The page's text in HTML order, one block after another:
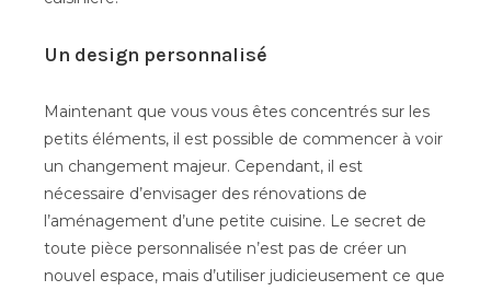
Un design personnalisé
Maintenant que vous vous êtes concentrés sur les
petits éléments, il est possible de commencer à voir
un changement majeur. Cependant, il est
nécessaire d’envisager des rénovations de
l’aménagement d’une petite cuisine. Le secret de
toute pièce personnalisée n’est pas de créer un
nouvel espace, mais d’utiliser judicieusement ce que